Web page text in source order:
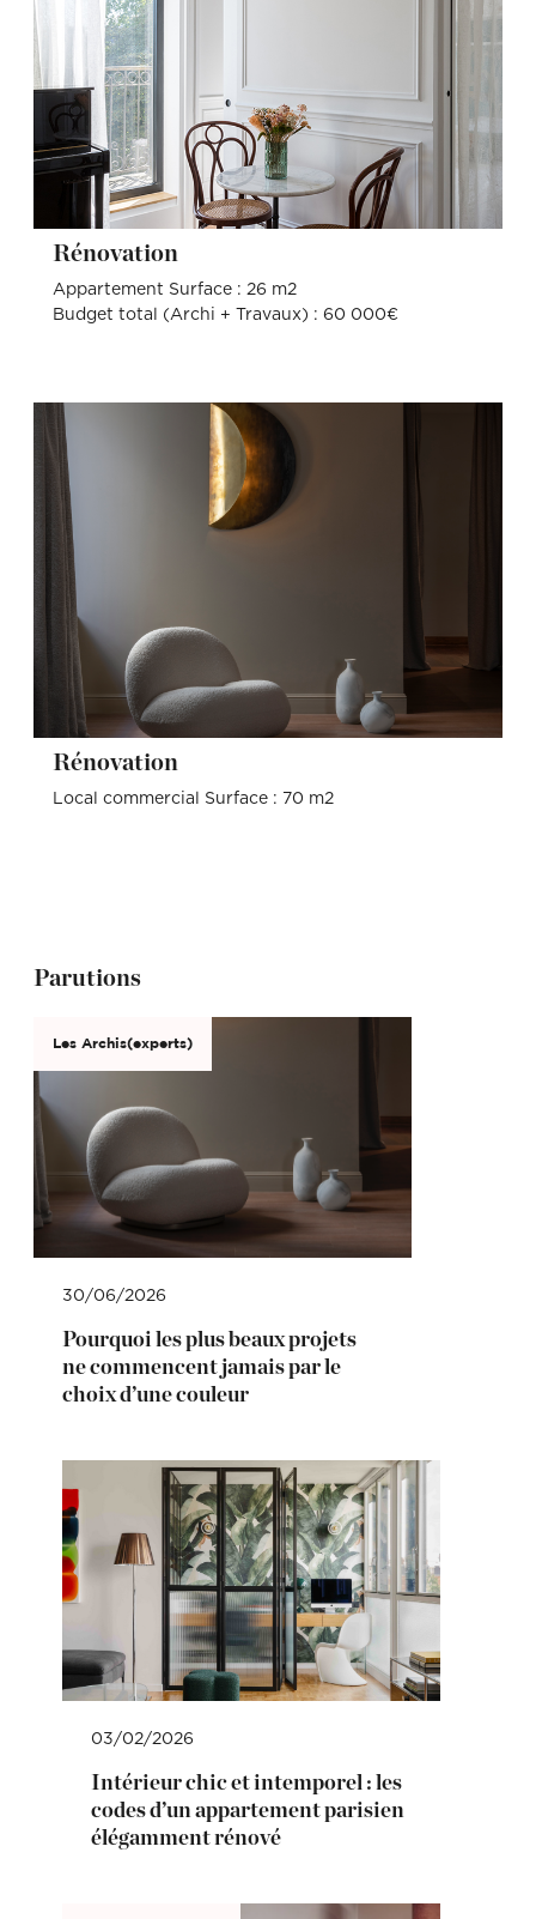
Rénovation
Appartement Surface : 26 m2
Budget total (Archi + Travaux) : 60 000€
Rénovation
Local commercial Surface : 70 m2
Parutions
Les Archis(experts)
30/06/2026
Pourquoi les plus beaux projets
ne commencent jamais par le
choix d’une couleur
03/02/2026
Intérieur chic et intemporel : les
codes d’un appartement parisien
élégamment rénové